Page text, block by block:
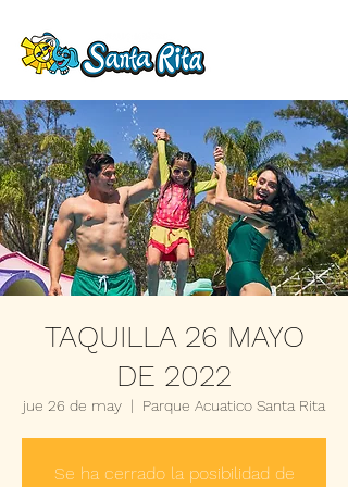
TAQUILLA 26 MAYO
DE 2022
jue 26 de may
  |
Parque Acuatico Santa Rita
Se ha cerrado la posibilidad de